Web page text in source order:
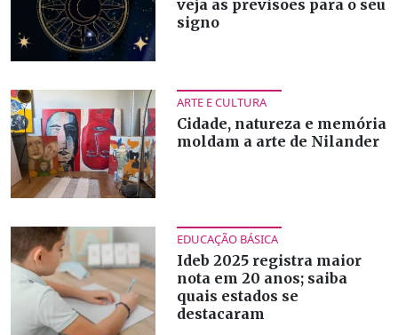
veja as previsões para o seu
signo
ARTE E CULTURA
Cidade, natureza e memória
moldam a arte de Nilander
EDUCAÇÃO BÁSICA
Ideb 2025 registra maior
nota em 20 anos; saiba
quais estados se
destacaram